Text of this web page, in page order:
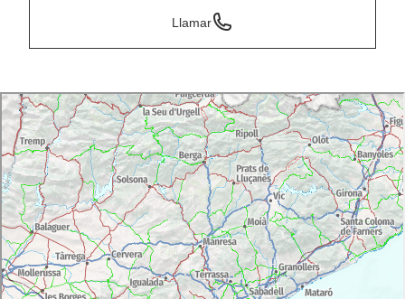
Llamar